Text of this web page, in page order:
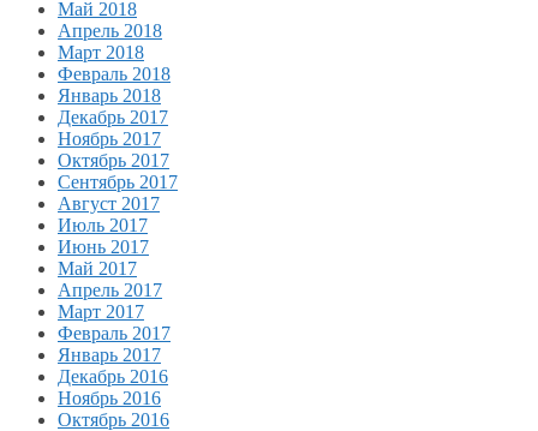
Май 2018
Апрель 2018
Март 2018
Февраль 2018
Январь 2018
Декабрь 2017
Ноябрь 2017
Октябрь 2017
Сентябрь 2017
Август 2017
Июль 2017
Июнь 2017
Май 2017
Апрель 2017
Март 2017
Февраль 2017
Январь 2017
Декабрь 2016
Ноябрь 2016
Октябрь 2016